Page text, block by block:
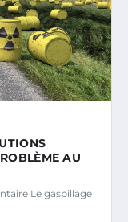
AU
Le gaspillage